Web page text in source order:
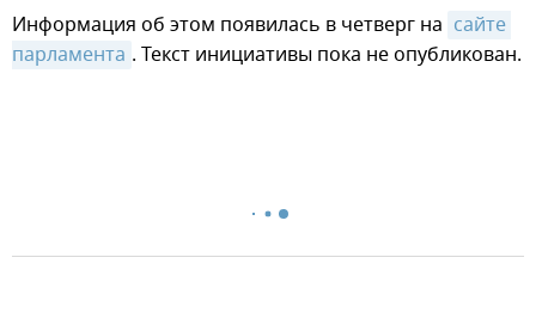
Информация об этом появилась в четверг на сайте
парламента . Текст инициативы пока не опубликован.